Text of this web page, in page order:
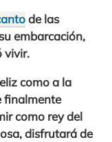
de las
embarcación,
vivir.
como a la
finalmente
como rey del
disfrutará de